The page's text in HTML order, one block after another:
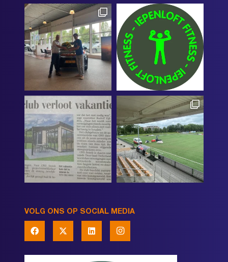
VOLG ONS OP SOCIAL MEDIA